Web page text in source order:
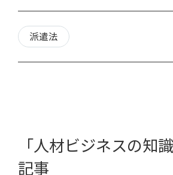
派遣法
「人材ビジネスの知
記事